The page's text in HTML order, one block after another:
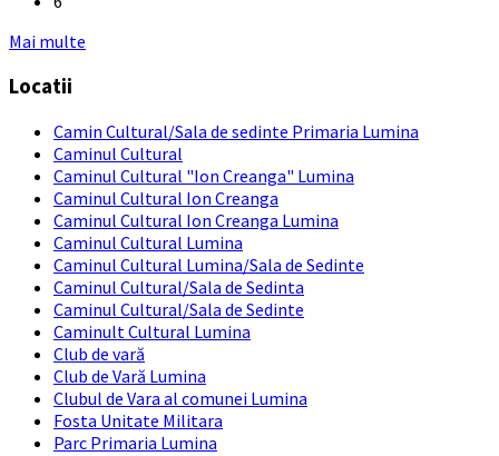
Back
calendar
Mai multe
Locatii
Camin Cultural/Sala de sedinte Primaria Lumina
Caminul Cultural
Caminul Cultural "Ion Creanga" Lumina
Caminul Cultural Ion Creanga
Caminul Cultural Ion Creanga Lumina
Caminul Cultural Lumina
Caminul Cultural Lumina/Sala de Sedinte
Caminul Cultural/Sala de Sedinta
Caminul Cultural/Sala de Sedinte
Caminult Cultural Lumina
Club de vară
Club de Vară Lumina
Clubul de Vara al comunei Lumina
Fosta Unitate Militara
Parc Primaria Lumina